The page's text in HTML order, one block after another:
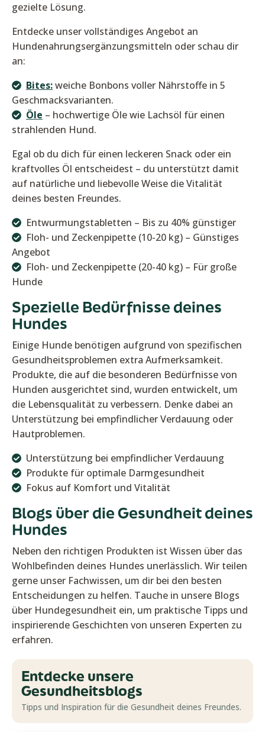
gezielte Lösung.
Entdecke unser vollständiges Angebot an
Hundenahrungsergänzungsmitteln oder schau dir
an:
Bites:weiche Bonbons voller Nährstoffe in 5
Geschmacksvarianten.
Öle – hochwertige Öle wie Lachsöl für einen
strahlenden Hund.
Egal ob du dich für einen leckeren Snack oder ein
kraftvolles Öl entscheidest – du unterstützt damit
auf natürliche und liebevolle Weise die Vitalität
deines besten Freundes.
Entwurmungstabletten – Bis zu 40% günstiger
Floh- und Zeckenpipette (10-20 kg) – Günstiges
Angebot
Floh- und Zeckenpipette (20-40 kg) – Für große
Hunde
Spezielle Bedürfnisse deines
Hundes
Einige Hunde benötigen aufgrund von spezifischen
Gesundheitsproblemen extra Aufmerksamkeit.
Produkte, die auf die besonderen Bedürfnisse von
Hunden ausgerichtet sind, wurden entwickelt, um
die Lebensqualität zu verbessern. Denke dabei an
Unterstützung bei empfindlicher Verdauung oder
Hautproblemen.
Unterstützung bei empfindlicher Verdauung
Produkte für optimale Darmgesundheit
Fokus auf Komfort und Vitalität
Blogs über die Gesundheit deines
Hundes
Neben den richtigen Produkten ist Wissen über das
Wohlbefinden deines Hundes unerlässlich. Wir teilen
gerne unser Fachwissen, um dir bei den besten
Entscheidungen zu helfen. Tauche in unsere Blogs
über Hundegesundheit ein, um praktische Tipps und
inspirierende Geschichten von unseren Experten zu
erfahren.
Entdecke unsere
Gesundheitsblogs
Tipps und Inspiration für die Gesundheit deines Freundes.